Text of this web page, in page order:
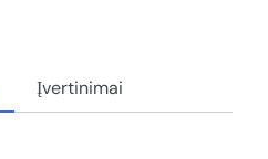
Įvertinimai